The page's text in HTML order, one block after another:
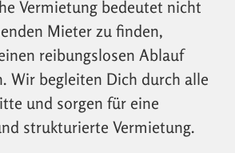
Vermietung bedeutet nicht
Mieter zu finden,
reibungslosen Ablauf
Wir begleiten Dich durch alle
und sorgen für eine
strukturierte Vermietung.